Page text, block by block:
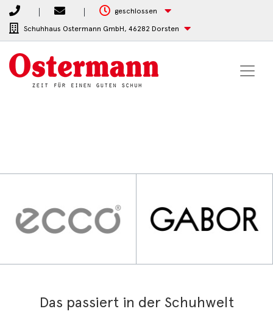
geschlossen
Schuhhaus Ostermann GmbH, 46282 Dorsten
Das passiert in der Schuhwelt